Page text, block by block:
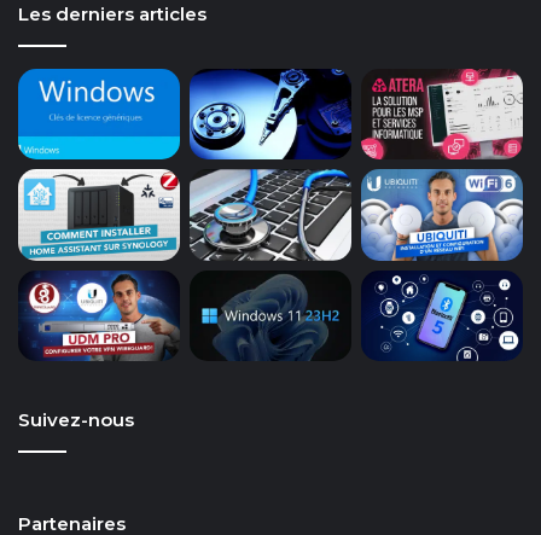
Les derniers articles
Suivez-nous
Partenaires